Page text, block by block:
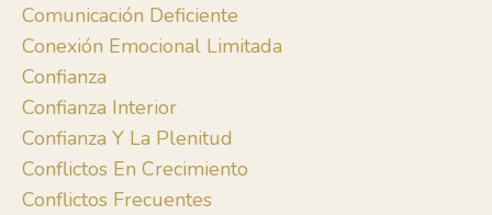
Comunicación Deficiente
Conexión Emocional Limitada
Confianza
Confianza Interior
Confianza Y La Plenitud
Conflictos En Crecimiento
Conflictos Frecuentes